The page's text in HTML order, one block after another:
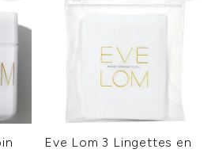
Eve Lom 3 Lingettes en